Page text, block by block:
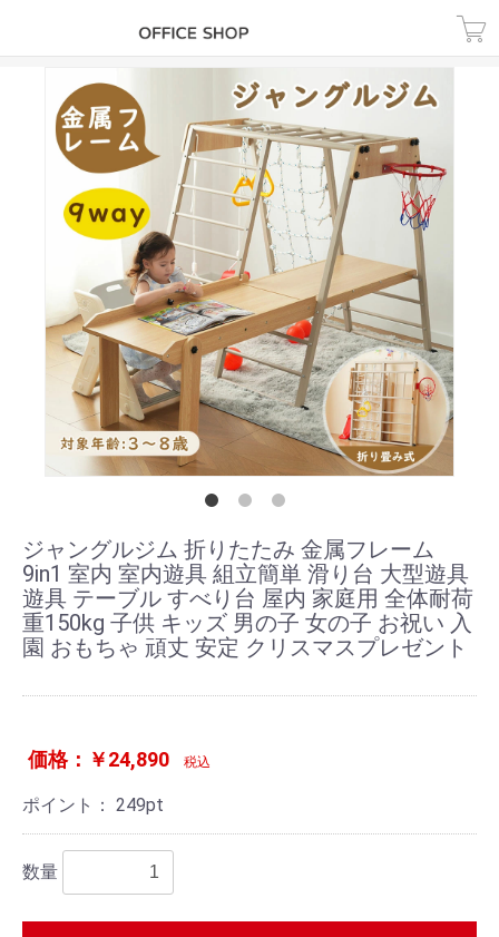
ジャングルジム 折りたたみ 金属フレーム
9in1 室内 室内遊具 組立簡単 滑り台 大型遊具
遊具 テーブル すべり台 屋内 家庭用 全体耐荷
重150kg 子供 キッズ 男の子 女の子 お祝い 入
園 おもちゃ 頑丈 安定 クリスマスプレゼント
価格：￥24,890 税込
ポイント： 249pt
数量